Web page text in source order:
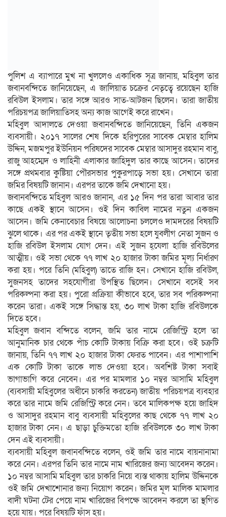
পুলিশ এ ব্যাপারে মুখ না খুললেও একাধিক সূত্র জানায়, মহিবুল তার
জবানবন্দিতে জানিয়েছেন, এ জালিয়াত চক্রের নেতৃত্বে রয়েছেন হাজি
রবিউল ইসলাম। তার সঙ্গে আরও সাত-আটজন ছিলেন। তারা জাতীয়
পরিচয়পত্র জালিয়াতিসহ অন্য কাজ আগেই করে রাখেন।
মহিবুল আদালতে দেওয়া জবানবন্দিতে জানিয়েছেন, তিনি একজন
ব্যবসায়ী। ২০১৭ সালের শেষ দিকে হরিপুরের সাবেক মেম্বার হালিম
উদ্দিন, মজমপুর ইউনিয়ন পরিষদের সাবেক মেম্বার আসাদুর রহমান বাবু,
রাজু আহম্মেদ ও লাহিনী এলাকার জাহিদুল তার কাছে আসেন। তাদের
সঙ্গে প্রথমবার কুষ্টিয়া পৌরসভার পুকুরপাড়ে সভা হয়। সেখানে তারা
জমির বিষয়টি জানান। এরপর তাকে জমি দেখানো হয়।
জবানবন্দিতে মহিবুল আরও জানান, এর ১৫ দিন পর তারা আবার তার
কাছে একই স্থানে আসেন। ওই দিন কাবিল নামের নতুন একজন
আসেন। জমি কেনাবেচার বিষয়ে আলোচনা চললেও দামদরের বিষয়টি
ঝুলে থাকে। এর পর একই স্থানে তৃতীয় সভা হলে যুবলীগ নেতা সুজন ও
হাজি রবিউল ইসলাম যোগ দেন। এই সুজন হ্েযলা হাজি রবিউলের
আত্মীয়। ওই সভা থেকে ৭৭ লাখ ২০ হাজার টাকা জমির মূল্য নির্ধারণ
করা হয়। পরে তিনি (মহিবুল) তাতে রাজি হন। সেখানে হাজি রবিউল,
সুজনসহ তাদের সহযোগীরা উপস্থিত ছিলেন। সেখানে বসেই সব
পরিকল্পনা করা হয়। পুরো প্রক্রিয়া কীভাবে হবে, তার সব পরিকল্পনা
করেন তারা। একই সঙ্গে সিদ্ধান্ত হয়, ৩০ লাখ টাকা হাজি রবিউলকে
দিতে হবে।
মহিবুল জবান বন্দিতে বলেন, জমি তার নামে রেজিস্ট্রি হলে তা
আনুমানিক চার থেকে পাঁচ কোটি টাকায় বিক্রি করা হবে। ওই চক্রটি
জানায়, তিনি ৭৭ লাখ ২০ হাজার টাকা ফেরত পাবেন। এর পাশাপাশি
এক কোটি টাকা তাকে লাভ দেওয়া হবে। অবশিষ্ট টাকা সবাই
ভাগাভাগি করে নেবেন। এর পর মামলার ১০ নম্বর আসামি মহিবুল
(ব্যবসায়ী মহিবুলের অধীনে চাকরি করতেন) জাতীয় পরিচয়পত্র ব্যবহার
করে তার নামে জমি রেজিস্ট্রি করে নেন। তবে মালিকপক্ষ হয়ে জাহিদ
ও আসাদুর রহমান বাবু ব্যবসায়ী মহিবুলের কাছ থেকে ৭৭ লাখ ২০
হাজার টাকা নেন। এ ছাড়া চুক্তিমতো হাজি রবিউলকে ৩০ লাখ টাকা
দেন এই ব্যবসায়ী।
ব্যবসায়ী মহিবুল জবানবন্দিতে বলেন, ওই জমি তার নামে বায়নানামা
করে নেন। এরপর তিনি তার নামে নাম খারিজের জন্য আবেদন করেন।
১০ নম্বর আসামি মহিবুল তার চাকরি নিয়ে ব্যস্ত থাকায় হালিম উদ্দিনকে
ওই জমি দেখাশোনার জন্য নিয়োগ করেন। জমির মূল মালিক মামলার
বাদী ঘটনা টের পেয়ে নাম খারিজের বিপক্ষে আবেদন করলে তা স্থগিত
হয়ে যায়। পরে বিষয়টি ফাঁস হয়।